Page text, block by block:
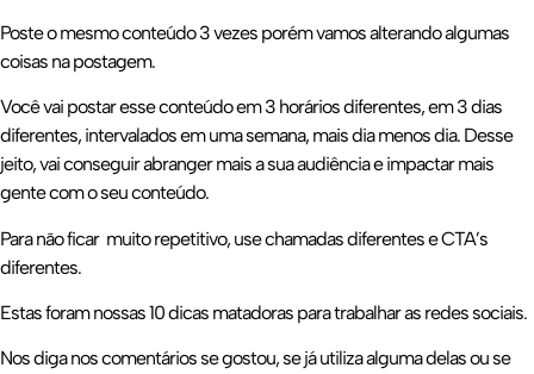
Poste o mesmo conteúdo 3 vezes porém vamos alterando algumas
coisas na postagem.
Você vai postar esse conteúdo em 3 horários diferentes, em 3 dias
diferentes, intervalados em uma semana, mais dia menos dia. Desse
jeito, vai conseguir abranger mais a sua audiência e impactar mais
gente com o seu conteúdo.
Para não ficar muito repetitivo, use chamadas diferentes e CTA’s
diferentes.
Estas foram nossas 10 dicas matadoras para trabalhar as redes sociais.
Nos diga nos comentários se gostou, se já utiliza alguma delas ou se